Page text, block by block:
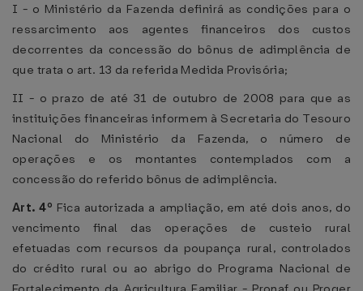
I - o Ministério da Fazenda definirá as condições para o
ressarcimento aos agentes financeiros dos custos
decorrentes da concessão do bônus de adimplência de
que trata o art. 13 da referida Medida Provisória;
II - o prazo de até 31 de outubro de 2008 para que as
instituições financeiras informem à Secretaria do Tesouro
Nacional do Ministério da Fazenda, o número de
operações e os montantes contemplados com a
concessão do referido bônus de adimplência.
Art. 4º Fica autorizada a ampliação, em até dois anos, do
vencimento final das operações de custeio rural
efetuadas com recursos da poupança rural, controlados
do crédito rural ou ao abrigo do Programa Nacional de